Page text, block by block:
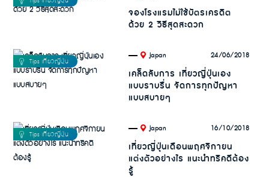
จองโรงแรมไม่ใช้บัตรเครดิต
ด้วย 2 วิธีสุดสะดวก
. Japan 24/06/2018
เคล็ดลับการ เที่ยวญี่ปุ่นเอง
แบบราบรื่น จัดการทุกปัญหา
แบบสบายๆ
. Japan 16/10/2018
เที่ยวญี่ปุ่นเดือนพฤศจิกายน
แต่งตัวอย่างไร แนะนำทริคดีต้อง
รู้